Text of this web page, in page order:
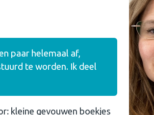
paar helemaal af,
te worden. Ik deel
kleine gevouwen boekjes